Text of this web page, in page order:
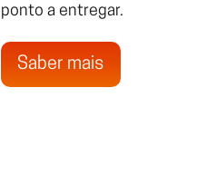
ponto a entregar.
Saber mais